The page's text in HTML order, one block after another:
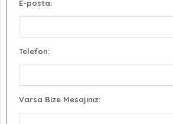
E-posta:
Telefon:
Varsa Bize Mesajınız: